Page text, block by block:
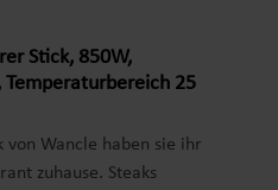
Stick, 850W,
Temperaturbereich 25
von Wancle haben sie ihr
zuhause. Steaks